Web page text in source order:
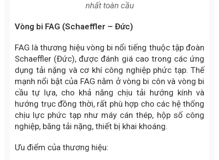
nhất toàn cầu
Vòng bi FAG (Schaeffler – Đức)
FAG là thương hiệu vòng bi nổi tiếng thuộc tập đoàn
Schaeffler (Đức), được đánh giá cao trong các ứng
dụng tải nặng và cơ khí công nghiệp phức tạp. Thế
mạnh nổi bật của FAG nằm ở vòng bi côn và vòng bi
cầu tự lựa, cho khả năng chịu tải hướng kính và
hướng trục đồng thời, rất phù hợp cho các hệ thống
chịu lực phức tạp như máy cán thép, hộp số công
nghiệp, băng tải nặng, thiết bị khai khoáng.
Ưu điểm của thương hiệu: